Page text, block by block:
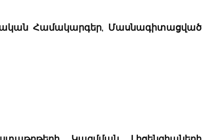
Համակարգեր, Մասնագիտացված